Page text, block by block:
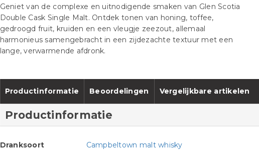
Geniet van de complexe en uitnodigende smaken van Glen Scotia
Double Cask Single Malt. Ontdek tonen van honing, toffee,
gedroogd fruit, kruiden en een vleugje zeezout, allemaal
harmonieus samengebracht in een zijdezachte textuur met een
lange, verwarmende afdronk.
Productinformatie Beoordelingen Vergelijkbare artikelen
Productinformatie
Dranksoort
Campbeltown malt whisky